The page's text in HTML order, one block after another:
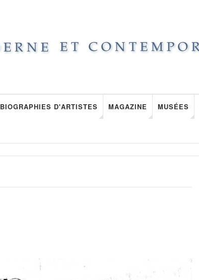
BIOGRAPHIES D'ARTISTES MAGAZINE MUSÉES